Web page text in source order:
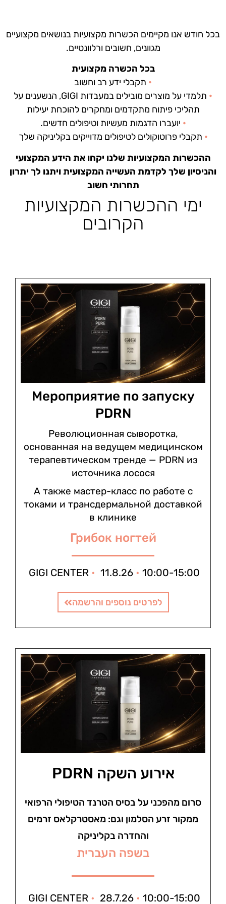
בכל חודש אנו מקיימים הכשרות מקצועיות בנושאים מקצועיים
מגוונים, חשובים ורלוונטיים.
בכל הכשרה מקצועית
• תקבלי ידע רב וחשוב
•
תלמדי על מוצרים מובילים במעבדות GIGI, הנשענים על
תהליכי פיתוח מתקדמים ומחקרים להוכחת יעילות
• יועברו הדגמות מעשיות וטיפולים חדשים.
• תקבלי פרוטוקולים לטיפולים מדוייקים בקליניקה שלך
ההכשרות המקצועיות שלנו יקחו את הידע המקצועי
והניסיון שלך לקדמת העשייה המקצועית ויתנו לך יתרון
תחרותי חשוב
ימי ההכשרות המקצועיות
הקרובים
Мероприятие по запуску
PDRN
Революционная сыворотка,
основанная на ведущем медицинском
терапевтическом тренде — PDRN из
источника лосося
А также мастер-класс по работе с
токами и трансдермальной доставкой
в клинике
Грибок ногтей
10:00-15:00
•
GIGI CENTER • 11.8.26
לפרטים נוספים והרשמה
אירוע השקה PDRN
סרום מהפכני על בסיס הטרנד הטיפולי הרפואי
ממקור זרע הסלמון וגם: מאסטרקלאס זרמים
והחדרה בקליניקה
בשפה העברית
10:00-15:00
•
GIGI CENTER • 28.7.26